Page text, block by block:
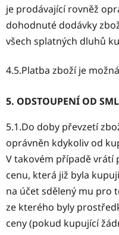
je prodávající rovněž
dohodnuté dodávky
všech splatných dluhů
4.5.Platba zboží je
5. ODSTOUPENÍ OD
5.1.Do doby převzetí
oprávněn kdykoliv od
V takovém případě
cenu, která již byla
na účet sdělený mu pro
ze kterého byly
ceny (pokud kupující